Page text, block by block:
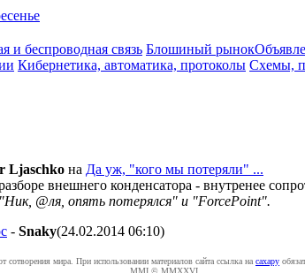
и беспроводная связь Блошиный рынок
Кибернетика, автоматика, протоколы Схемы,
Ljaschko на Да уж, "кого мы потеряли" ...
внешнего конденсатора - внутренее
@ля, опять потерялся" и "ForcePoint".
- Snaky(24.02.2014 06:10)
сотворения мира. При использовании материалов сайта ссылка на caxapу
MMI © MMXXVI